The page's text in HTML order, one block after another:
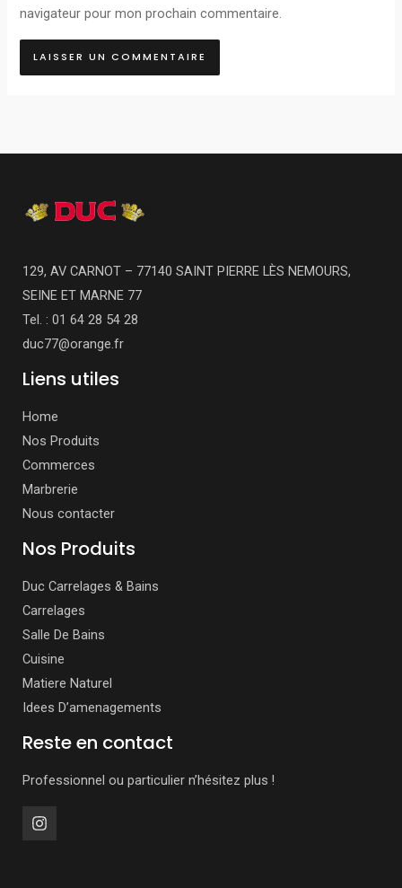
navigateur pour mon prochain commentaire.
129, AV CARNOT – 77140 SAINT PIERRE LÈS NEMOURS,
SEINE ET MARNE 77
Tel. : 01 64 28 54 28
duc77@orange.fr
Liens utiles
Home
Nos Produits
Commerces
Marbrerie
Nous contacter
Nos Produits
Duc Carrelages & Bains
Carrelages
Salle De Bains
Cuisine
Matiere Naturel
Idees D’amenagements
Reste en contact
Professionnel ou particulier n’hésitez plus !